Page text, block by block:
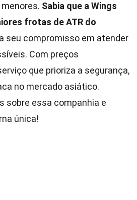
Sabia que a Wings
frotas de ATR do
seu compromisso em atender
Com preços
que prioriza a segurança,
no mercado asiático.
sobre essa companhia e
única!